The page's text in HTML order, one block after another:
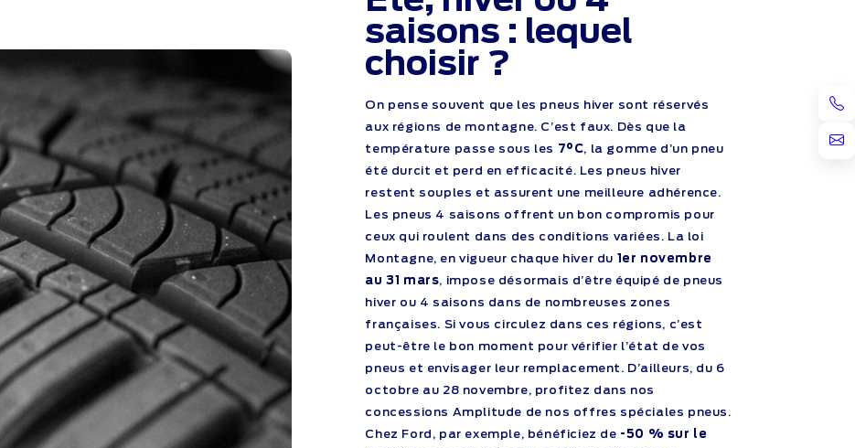
saisons : lequel
choisir ?
On pense souvent que les pneus hiver sont réservés
aux régions de montagne. C’est faux. Dès que la
température passe sous les 7°C, la gomme d’un pneu
été durcit et perd en efficacité. Les pneus hiver
restent souples et assurent une meilleure adhérence.
Les pneus 4 saisons offrent un bon compromis pour
ceux qui roulent dans des conditions variées. La loi
Montagne, en vigueur chaque hiver du 1er novembre
au 31 mars, impose désormais d’être équipé de pneus
hiver ou 4 saisons dans de nombreuses zones
françaises. Si vous circulez dans ces régions, c’est
peut-être le bon moment pour vérifier l’état de vos
pneus et envisager leur remplacement. D’ailleurs, du 6
octobre au 28 novembre, profitez dans nos
concessions Amplitude de nos offres spéciales pneus.
Chez Ford, par exemple, bénéficiez de -50 % sur le